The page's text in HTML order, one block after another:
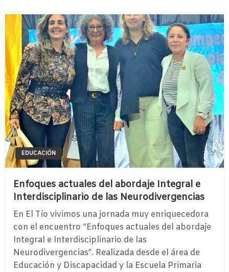
EDUCACIÓN
Enfoques actuales del abordaje Integral e
Interdisciplinario de las Neurodivergencias
En El Tío vivimos una jornada muy enriquecedora
con el encuentro “Enfoques actuales del abordaje
Integral e Interdisciplinario de las
Neurodivergencias”. Realizada desde el área de
Educación y Discapacidad y la Escuela Primaria